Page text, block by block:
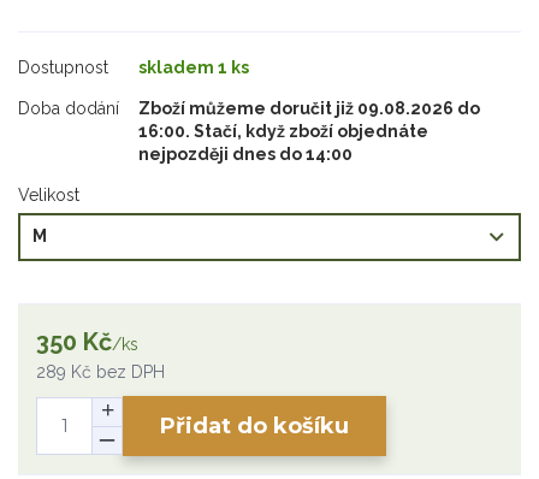
Dostupnost skladem 1 ks
Doba dodání
Zboží můžeme doručit již 09.08.2026 do
16:00. Stačí, když zboží objednáte
nejpozději dnes do 14:00
Velikost
350 Kč/ks
289 Kč bez DPH
Přidat do košíku